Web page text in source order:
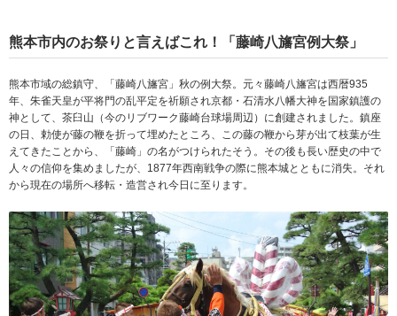
熊本市内のお祭りと言えばこれ！「藤崎八旛宮例大祭」
熊本市域の総鎮守、「藤崎八旛宮」秋の例大祭。元々藤崎八旛宮は西暦935
年、朱雀天皇が平将門の乱平定を祈願され京都・石清水八幡大神を国家鎮護の
神として、茶臼山（今のリブワーク藤崎台球場周辺）に創建されました。鎮座
の日、勅使が藤の鞭を折って埋めたところ、この藤の鞭から芽が出て枝葉が生
えてきたことから、「藤崎」の名がつけられたそう。その後も長い歴史の中で
人々の信仰を集めましたが、1877年西南戦争の際に熊本城とともに消失。それ
から現在の場所へ移転・造営され今日に至ります。